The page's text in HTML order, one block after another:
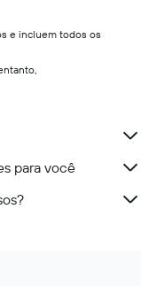
e incluem todos os
para você